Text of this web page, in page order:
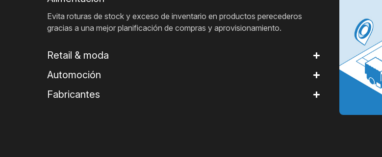
Evita roturas de stock y exceso de inventario en productos perecederos
gracias a una mejor planificación de compras y aprovisionamiento.
Retail & moda
Automoción
Fabricantes